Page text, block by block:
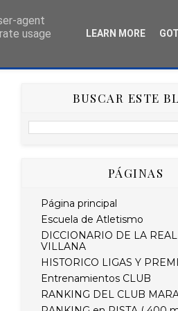
HISTÓRICO RETO
BUSCAR ESTE
PÁGINAS
Página principal
Escuela de Atletismo
DICCIONARIO DE LA
VILLANA
HISTORICO LIGAS Y
Entrenamientos CLUB
RANKING DEL CLUB
agent
usage
LEARN MORE